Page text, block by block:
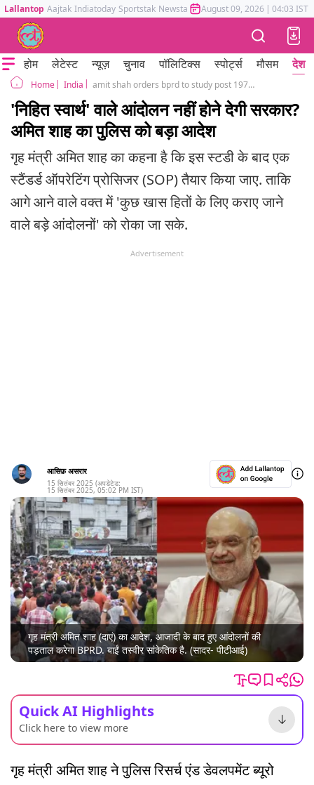
Lallantop Aajtak Indiatoday Sportstak Newstak Mumbai Tak Astrotak
August 09, 2026 | 04:03 IST
होम लेटेस्ट न्यूज़ चुनाव पॉलिटिक्स स्पोर्ट्स मौसम देश
Home India amit shah orders bprd to study post 1974 movements and prepare sop
'निहित स्वार्थ' वाले आंदोलन नहीं होने देगी सरकार?
अमित शाह का पुलिस को बड़ा आदेश
गृह मंत्री अमित शाह का कहना है कि इस स्टडी के बाद एक
स्टैंडर्ड ऑपरेटिंग प्रोसिजर (SOP) तैयार किया जाए. ताकि
आगे आने वाले वक्त में 'कुछ खास हितों के लिए कराए जाने
वाले बड़े आंदोलनों' को रोका जा सके.
Advertisement
आसिफ़ असरार
15 सितंबर 2025 (अपडेटेड:
15 सितंबर 2025, 05:02 PM IST)
गृह मंत्री अमित शाह (दाएं) का आदेश, आजादी के बाद हुए आंदोलनों की
पड़ताल करेगा BPRD. बाईं तस्वीर सांकेतिक है. (सादर- पीटीआई)
Quick AI Highlights
Click here to view more
गृह मंत्री अमित शाह ने पुलिस रिसर्च एंड डेवलपमेंट ब्यूरो